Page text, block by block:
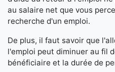
au salaire net que vous
recherche d'un emploi.
De plus, il faut savoir que
l'emploi peut diminuer au fil
bénéficiaire et la durée de